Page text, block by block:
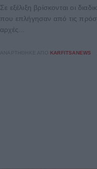
Σε εξέλιξη βρίσκονται οι
που επλήγησαν από τις
αρχές...
ΑΝΑΡΤΉΘΗΚΕ ΑΠΌ KARFITSANEWS